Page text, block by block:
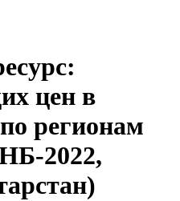
цен в
регионам
2022,